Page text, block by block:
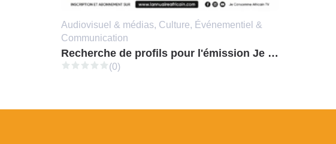
Audiovisuel & médias, Culture, Événementiel &
Communication
Recherche de profils pour l'émission Je Consomme Africain TV
(0)